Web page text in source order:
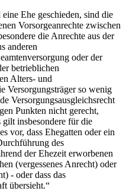
Ehe geschieden, sind die
Vorsorgeanrechte zwischen
die Anrechte aus der
anderen
oder der
betrieblichen
Alters- und
Versorgungsträger so wenig
Versorgungsausgleichsrecht
Punkten nicht gerecht,
insbesondere für die
vor, dass Ehegatten oder ein
des
der Ehezeit erworbenen
(vergessenes Anrecht) oder
- oder dass das
übersieht.“